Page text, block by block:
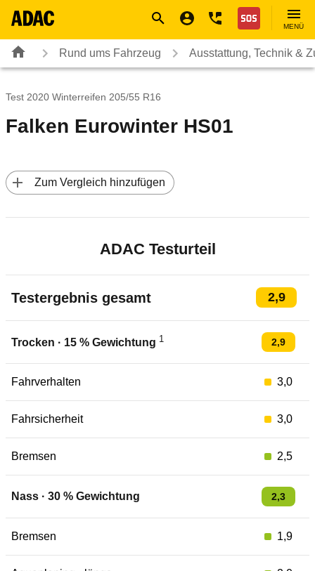
Nothilfe
MENÜ
Rund ums Fahrzeug Ausstattung, Technik &
Test 2020 Winterreifen 205/55 R16
Falken Eurowinter HS01
Zum Vergleich hinzufügen
ADAC Testurteil
Testergebnis gesamt 2,9
Trocken · 15 % Gewichtung 1 2,9
Fahrverhalten 3,0
Fahrsicherheit 3,0
Bremsen 2,5
Nass · 30 % Gewichtung 2,3
Bremsen 1,9